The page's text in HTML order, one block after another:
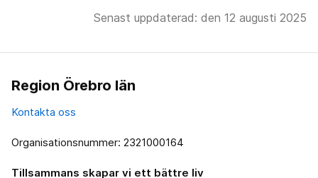
Senast uppdaterad: den 12 augusti 2025
Region Örebro län
Kontakta oss
Organisationsnummer: 2321000164
Tillsammans skapar vi ett bättre liv